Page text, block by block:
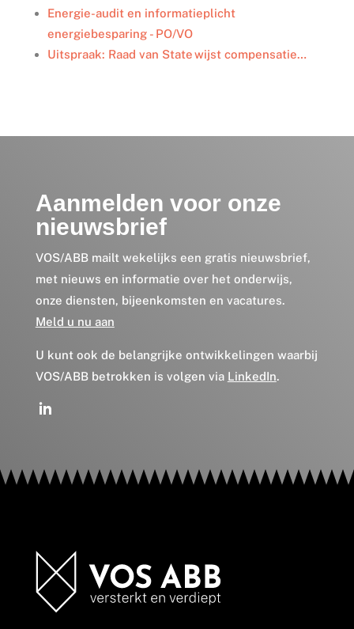
Energie-audit en informatieplicht
energiebesparing - PO/VO
Uitspraak: Raad van State wijst compensatie…
Aanmelden voor onze
nieuwsbrief
VOS/ABB mailt wekelijks een gratis nieuwsbrief,
met nieuws en informatie over het onderwijs,
onze diensten, bijeenkomsten en vacatures.
Meld u nu aan
U kunt ook de belangrijke ontwikkelingen waarbij
VOS/ABB betrokken is volgen via LinkedIn.